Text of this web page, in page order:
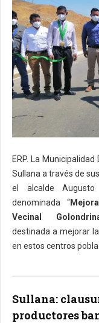
ERP. La
Sullana a través de
el alcalde
denominada “
Vecinal
destinada a mejorar
en estos centros
Sullana:
productores